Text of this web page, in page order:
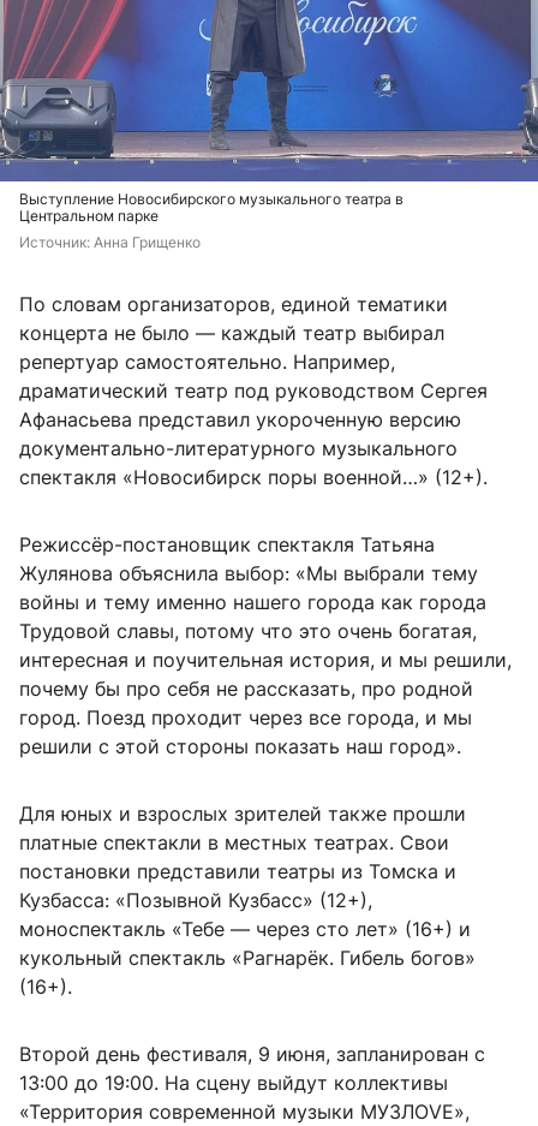
Выступление Новосибирского музыкального театра в
Центральном парке
Источник: Анна Грищенко
По словам организаторов, единой тематики
концерта не было — каждый театр выбирал
репертуар самостоятельно. Например,
драматический театр под руководством Сергея
Афанасьева представил укороченную версию
документально-литературного музыкального
спектакля «Новосибирск поры военной…» (12+).
Режиссёр-постановщик спектакля Татьяна
Жулянова объяснила выбор: «Мы выбрали тему
войны и тему именно нашего города как города
Трудовой славы, потому что это очень богатая,
интересная и поучительная история, и мы решили,
почему бы про себя не рассказать, про родной
город. Поезд проходит через все города, и мы
решили с этой стороны показать наш город».
Для юных и взрослых зрителей также прошли
платные спектакли в местных театрах. Свои
постановки представили театры из Томска и
Кузбасса: «Позывной Кузбасс» (12+),
моноспектакль «Тебе — через сто лет» (16+) и
кукольный спектакль «Рагнарёк. Гибель богов»
(16+).
Второй день фестиваля, 9 июня, запланирован с
13:00 до 19:00. На сцену выйдут коллективы
«Территория современной музыки МУЗЛОVE»,